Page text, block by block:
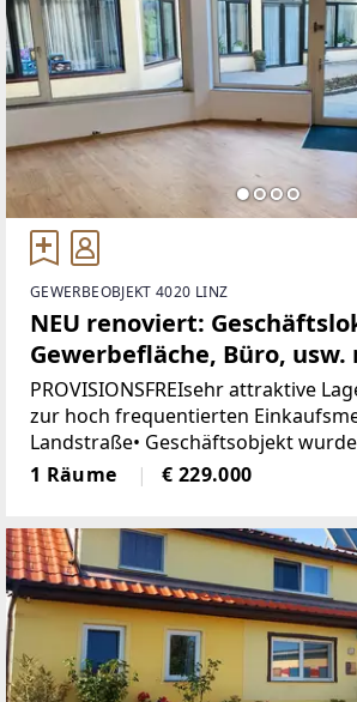
GEWERBEOBJEKT 4020 LINZ
NEU renoviert:
Gewerbefläche, Büro, usw.
Landstrasse-Linz
PROVISIONSFREIsehr attraktive
zur hoch frequentierten
Landstraße• Geschäftsobjekt
generalsaniert• Klimatisiert
Böden, neue Heizkörper•
1 Räume € 229.000